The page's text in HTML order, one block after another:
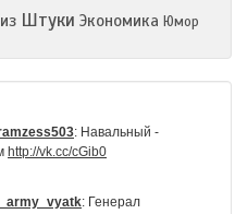
Штуки Экономика Юмор
: Навальный -
http://vk.cc/cGib0
: Генерал